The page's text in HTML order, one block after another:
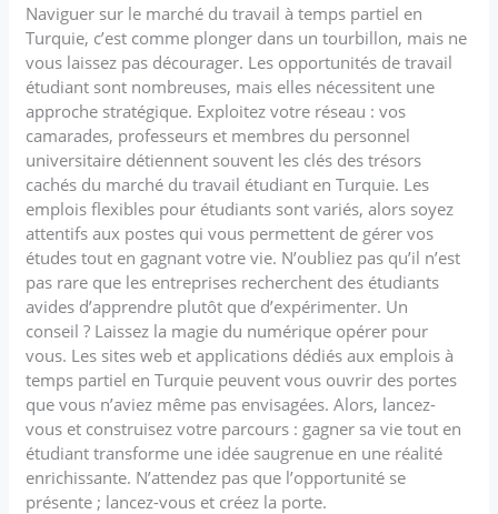
Naviguer sur le marché du travail à temps partiel en
Turquie, c’est comme plonger dans un tourbillon, mais ne
vous laissez pas décourager. Les opportunités de travail
étudiant sont nombreuses, mais elles nécessitent une
approche stratégique. Exploitez votre réseau : vos
camarades, professeurs et membres du personnel
universitaire détiennent souvent les clés des trésors
cachés du marché du travail étudiant en Turquie. Les
emplois flexibles pour étudiants sont variés, alors soyez
attentifs aux postes qui vous permettent de gérer vos
études tout en gagnant votre vie. N’oubliez pas qu’il n’est
pas rare que les entreprises recherchent des étudiants
avides d’apprendre plutôt que d’expérimenter. Un
conseil ? Laissez la magie du numérique opérer pour
vous. Les sites web et applications dédiés aux emplois à
temps partiel en Turquie peuvent vous ouvrir des portes
que vous n’aviez même pas envisagées. Alors, lancez-
vous et construisez votre parcours : gagner sa vie tout en
étudiant transforme une idée saugrenue en une réalité
enrichissante. N’attendez pas que l’opportunité se
présente ; lancez-vous et créez la porte.